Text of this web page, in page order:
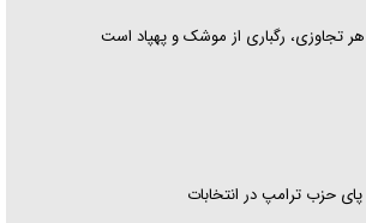
تجاوزی، رگباری از موشک و پهپاد است
حزب ترام‍پ در انتخابات